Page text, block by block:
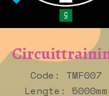
Code: TMF007
Lengte: 5000mm